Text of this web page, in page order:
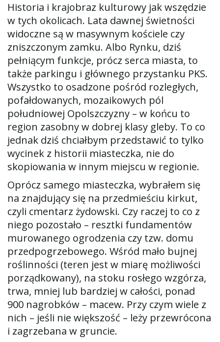
g
Historia i krajobraz kulturowy jak wszędzie
w tych okolicach. Lata dawnej świetności
widoczne są w masywnym kościele czy
zniszczonym zamku. Albo Rynku, dziś
pełniącym funkcje, prócz serca miasta, to
także parkingu i głównego przystanku PKS.
Wszystko to osadzone pośród rozległych,
pofałdowanych, mozaikowych pól
południowej Opolszczyzny – w końcu to
region zasobny w dobrej klasy gleby. To co
jednak dziś chciałbym przedstawić to tylko
wycinek z historii miasteczka, nie do
skopiowania w innym miejscu w regionie.
Oprócz samego miasteczka, wybrałem się
na znajdujący się na przedmieściu kirkut,
czyli cmentarz żydowski. Czy raczej to co z
niego pozostało – resztki fundamentów
murowanego ogrodzenia czy tzw. domu
przedpogrzebowego. Wśród mało bujnej
roślinności (teren jest w miarę możliwości
porządkowany), na stoku rosłego wzgórza,
trwa, mniej lub bardziej w całości, ponad
900 nagrobków – macew. Przy czym wiele z
nich – jeśli nie większość – leży przewrócona
i zagrzebana w gruncie.